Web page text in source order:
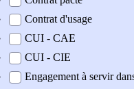
Contrat d'usage
CUI - CAE
CUI - CIE
Engagement à servir